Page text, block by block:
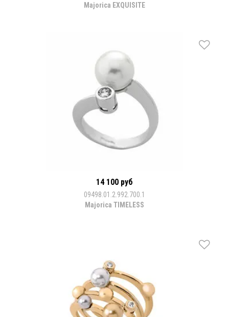
Majorica EXQUISITE
14 100 руб
09498.01.2.992.700.1
Majorica TIMELESS